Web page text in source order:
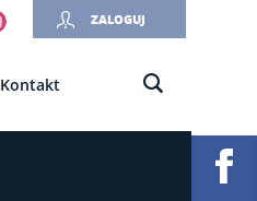
ZALOGUJ
Kontakt